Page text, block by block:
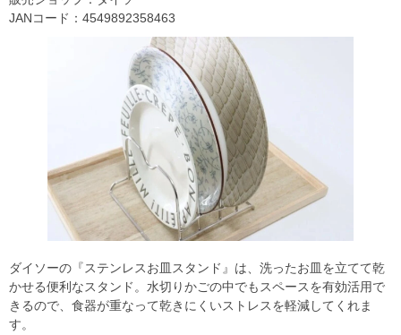
JANコード：4549892358463
ダイソーの『ステンレスお皿スタンド』は、洗ったお皿を立てて乾
かせる便利なスタンド。水切りかごの中でもスペースを有効活用で
きるので、食器が重なって乾きにくいストレスを軽減してくれま
す。